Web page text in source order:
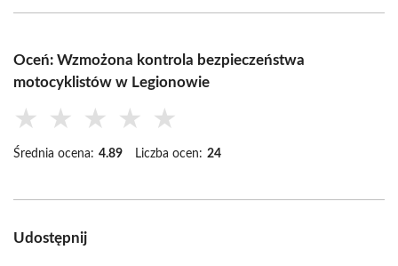
Oceń: Wzmożona kontrola bezpieczeństwa
motocyklistów w Legionowie
★ ★ ★ ★ ★
Średnia ocena: 4.89 Liczba ocen: 24
Udostępnij